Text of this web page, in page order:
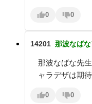
0 0
14201 那波なば
那波なばな先
ャラデザは期
0 0